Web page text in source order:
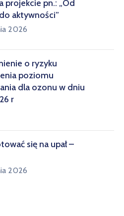
projekcie pn.: „Od
aktywności”
2026
o ryzyku
poziomu
dla ozonu w dniu
r
się na upał –
2026